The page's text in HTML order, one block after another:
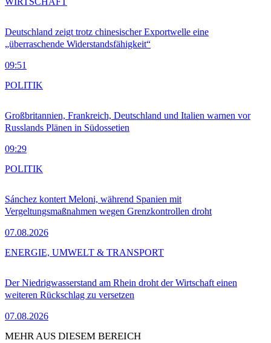
Deutschland zeigt trotz chinesischer Exportwelle eine
„überraschende Widerstandsfähigkeit“
09:51
Großbritannien, Frankreich, Deutschland und Italien warnen vor
Russlands Plänen in Südossetien
09:29
POLITIK
Sánchez kontert Meloni, während Spanien mit
Vergeltungsmaßnahmen wegen Grenzkontrollen droht
07.08.2026
POLITIK
Der Niedrigwasserstand am Rhein droht der Wirtschaft einen
weiteren Rückschlag zu versetzen
07.08.2026
ENERGIE, UMWELT & TRANSPORT
MEHR AUS DIESEM BEREICH